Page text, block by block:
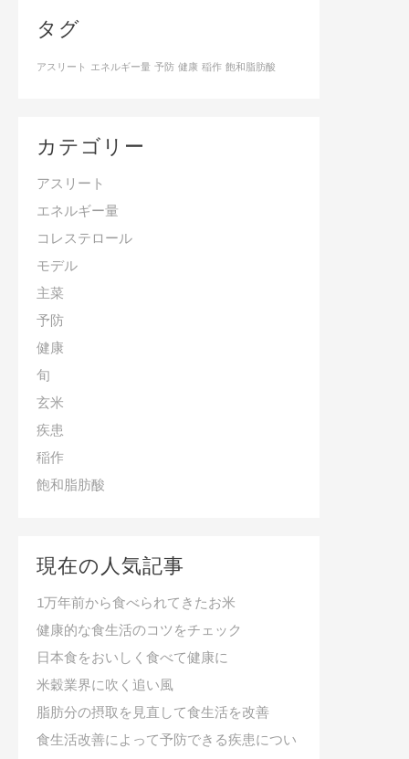
タグ
アスリート エネルギー量 予防 健康 稲作 飽和脂肪酸
カテゴリー
アスリート
エネルギー量
コレステロール
モデル
主菜
予防
健康
旬
玄米
疾患
稲作
飽和脂肪酸
現在の人気記事
1万年前から食べられてきたお米
健康的な食生活のコツをチェック
日本食をおいしく食べて健康に
米穀業界に吹く追い風
脂肪分の摂取を見直して食生活を改善
食生活改善によって予防できる疾患につい